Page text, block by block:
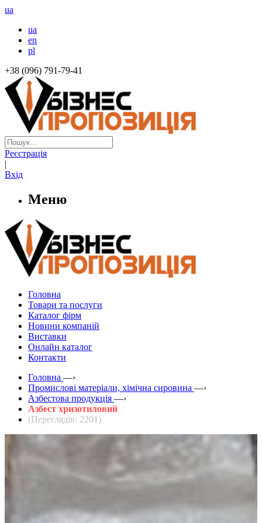
ua
ua
en
pl
+38 (096) 791-79-41
Реєстрація
|
Вхід
Меню
Головна
Товари та послуги
Каталог фірм
Новини компаній
Виставки
Онлайн каталог
Контакти
Головна —›
Промислові матеріали, хімічна сировина —›
Азбестова продукція —›
Азбест хризотиловий
(Переглядів: 2201)